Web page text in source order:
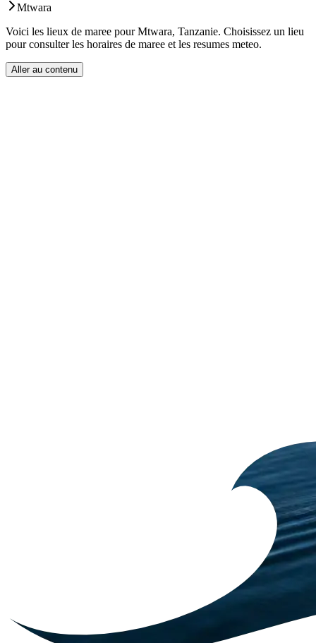
Mtwara
Voici les lieux de maree pour Mtwara, Tanzanie. Choisissez un lieu
pour consulter les horaires de maree et les resumes meteo.
Aller au contenu